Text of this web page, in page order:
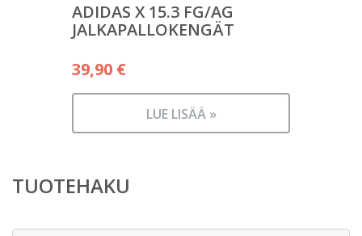
ADIDAS X 15.3 FG/AG
JALKAPALLOKENGÄT
39,90 €
LUE LISÄÄ »
TUOTEHAKU